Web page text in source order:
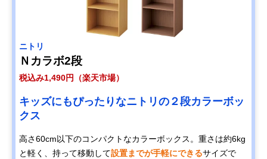
ニトリ
Ｎカラボ2段
税込み1,490円（楽天市場）
キッズにもぴったりなニトリの２段カラーボッ
クス
高さ60cm以下のコンパクトなカラーボックス。重さは約6kg
と軽く、持って移動して設置までが手軽にできるサイズで